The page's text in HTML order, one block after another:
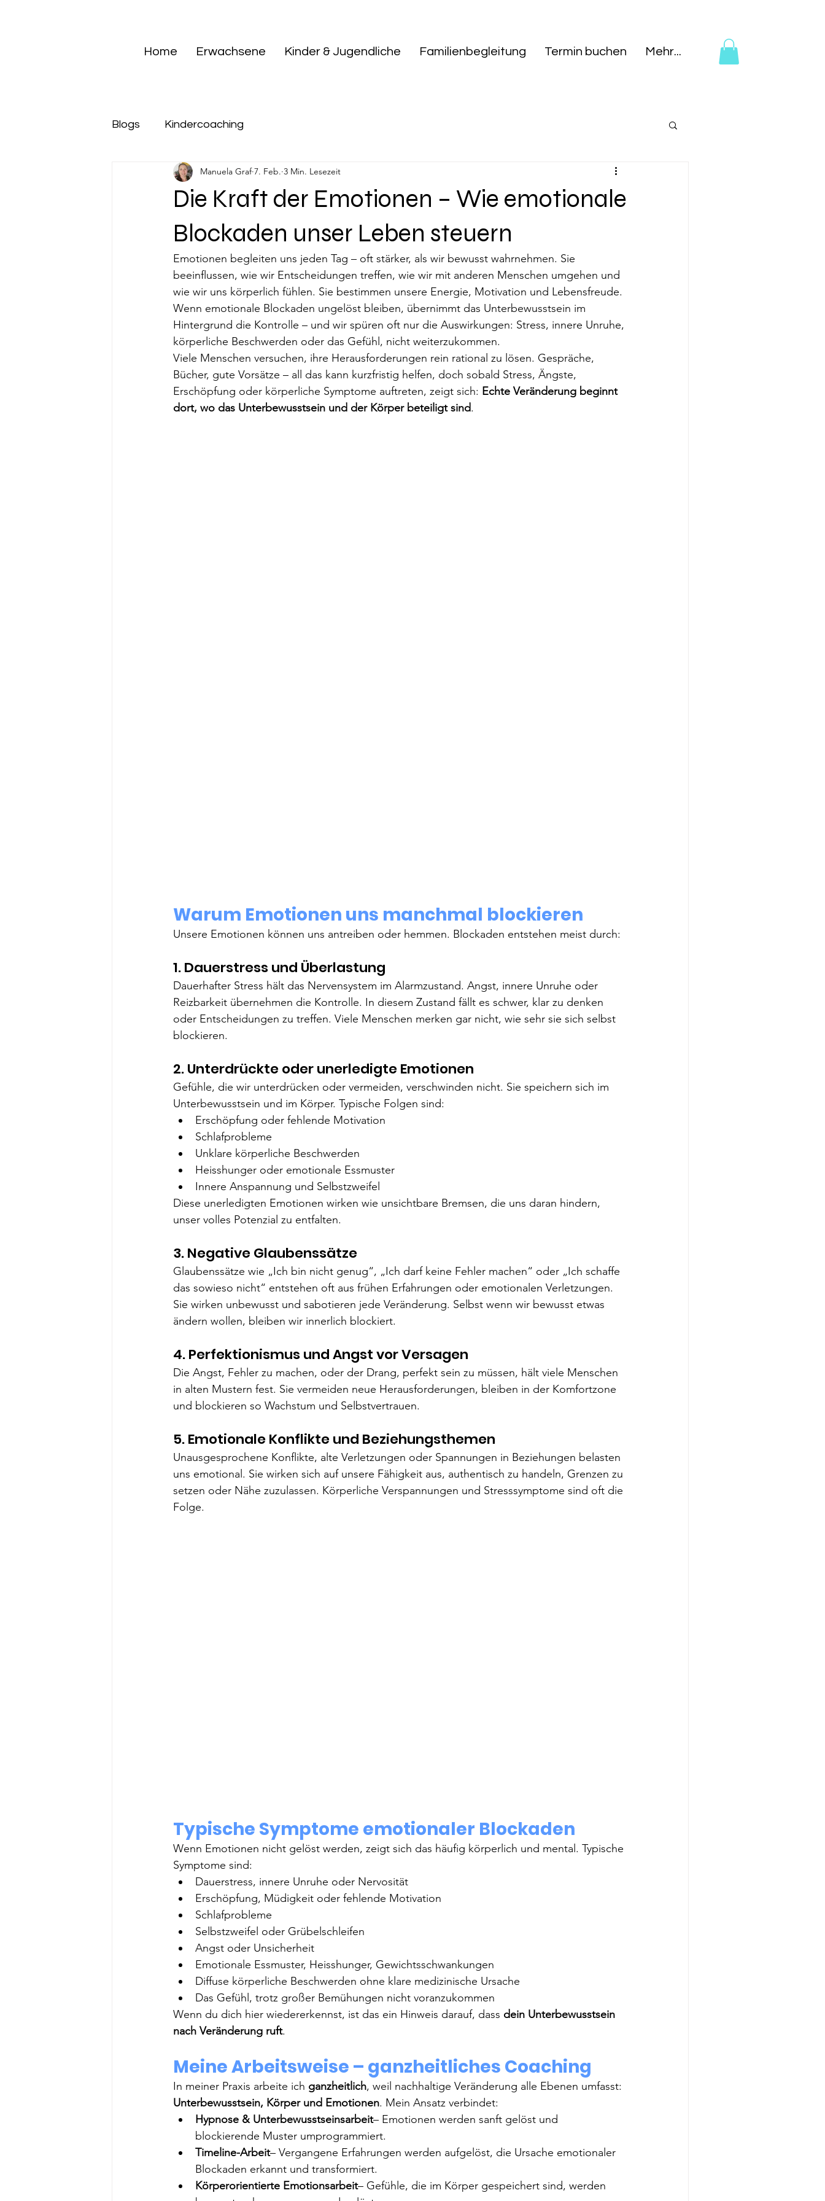
Home Erwachsene Kinder & Jugendliche Familienbegleitung Termin buchen Mehr...
Blogs Kindercoaching
Die Kraft der Emotionen – Wie emotionale
Blockaden unser Leben steuern
Manuela Graf 7. Feb. 3 Min. Lesezeit
Emotionen begleiten uns jeden Tag – oft stärker, als wir bewusst wahrnehmen. Sie
beeinflussen, wie wir Entscheidungen treffen, wie wir mit anderen Menschen umgehen und
wie wir uns körperlich fühlen. Sie bestimmen unsere Energie, Motivation und Lebensfreude.
Wenn emotionale Blockaden ungelöst bleiben, übernimmt das Unterbewusstsein im
Hintergrund die Kontrolle – und wir spüren oft nur die Auswirkungen: Stress, innere Unruhe,
körperliche Beschwerden oder das Gefühl, nicht weiterzukommen.
Viele Menschen versuchen, ihre Herausforderungen rein rational zu lösen. Gespräche,
Bücher, gute Vorsätze – all das kann kurzfristig helfen, doch sobald Stress, Ängste,
Erschöpfung oder körperliche Symptome auftreten, zeigt sich: Echte Veränderung beginnt
dort, wo das Unterbewusstsein und der Körper beteiligt sind.
Warum Emotionen uns manchmal blockieren
Unsere Emotionen können uns antreiben oder hemmen. Blockaden entstehen meist durch:
1. Dauerstress und Überlastung
Dauerhafter Stress hält das Nervensystem im Alarmzustand. Angst, innere Unruhe oder
Reizbarkeit übernehmen die Kontrolle. In diesem Zustand fällt es schwer, klar zu denken
oder Entscheidungen zu treffen. Viele Menschen merken gar nicht, wie sehr sie sich selbst
blockieren.
2. Unterdrückte oder unerledigte Emotionen
Gefühle, die wir unterdrücken oder vermeiden, verschwinden nicht. Sie speichern sich im
Unterbewusstsein und im Körper. Typische Folgen sind:
Erschöpfung oder fehlende Motivation
Schlafprobleme
Unklare körperliche Beschwerden
Heisshunger oder emotionale Essmuster
Innere Anspannung und Selbstzweifel
Diese unerledigten Emotionen wirken wie unsichtbare Bremsen, die uns daran hindern,
unser volles Potenzial zu entfalten.
3. Negative Glaubenssätze
Glaubenssätze wie „Ich bin nicht genug“, „Ich darf keine Fehler machen“ oder „Ich schaffe
das sowieso nicht“ entstehen oft aus frühen Erfahrungen oder emotionalen Verletzungen.
Sie wirken unbewusst und sabotieren jede Veränderung. Selbst wenn wir bewusst etwas
ändern wollen, bleiben wir innerlich blockiert.
4. Perfektionismus und Angst vor Versagen
Die Angst, Fehler zu machen, oder der Drang, perfekt sein zu müssen, hält viele Menschen
in alten Mustern fest. Sie vermeiden neue Herausforderungen, bleiben in der Komfortzone
und blockieren so Wachstum und Selbstvertrauen.
5. Emotionale Konflikte und Beziehungsthemen
Unausgesprochene Konflikte, alte Verletzungen oder Spannungen in Beziehungen belasten
uns emotional. Sie wirken sich auf unsere Fähigkeit aus, authentisch zu handeln, Grenzen zu
setzen oder Nähe zuzulassen. Körperliche Verspannungen und Stresssymptome sind oft die
Folge.
Typische Symptome emotionaler Blockaden
Wenn Emotionen nicht gelöst werden, zeigt sich das häufig körperlich und mental. Typische
Symptome sind:
Dauerstress, innere Unruhe oder Nervosität
Erschöpfung, Müdigkeit oder fehlende Motivation
Schlafprobleme
Selbstzweifel oder Grübelschleifen
Angst oder Unsicherheit
Emotionale Essmuster, Heisshunger, Gewichtsschwankungen
Diffuse körperliche Beschwerden ohne klare medizinische Ursache
Das Gefühl, trotz großer Bemühungen nicht voranzukommen
Wenn du dich hier wiedererkennst, ist das ein Hinweis darauf, dass dein Unterbewusstsein
nach Veränderung ruft.
Meine Arbeitsweise – ganzheitliches Coaching
In meiner Praxis arbeite ich ganzheitlich, weil nachhaltige Veränderung alle Ebenen umfasst:
Unterbewusstsein, Körper und Emotionen. Mein Ansatz verbindet:
Hypnose & Unterbewusstseinsarbeit– Emotionen werden sanft gelöst und
blockierende Muster umprogrammiert.
Timeline-Arbeit– Vergangene Erfahrungen werden aufgelöst, die Ursache emotionaler
Blockaden erkannt und transformiert.
Körperorientierte Emotionsarbeit– Gefühle, die im Körper gespeichert sind, werden